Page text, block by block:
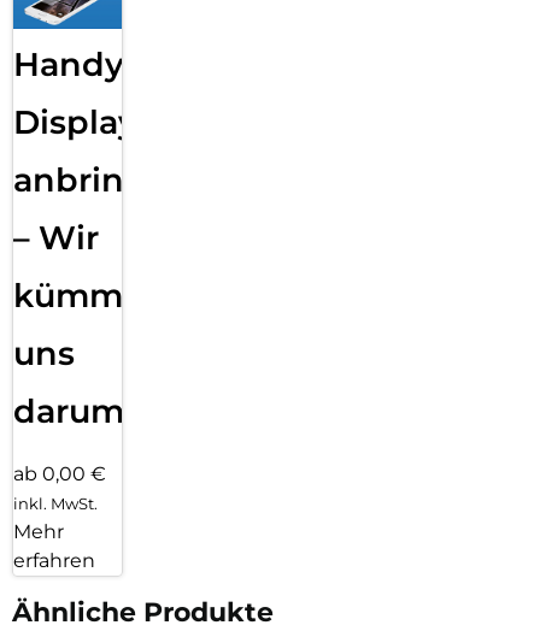
Handy
Displayfolie
anbringen
– Wir
kümmern
uns
darum!
ab 0,00 €
inkl. MwSt.
Mehr
erfahren
Ähnliche Produkte